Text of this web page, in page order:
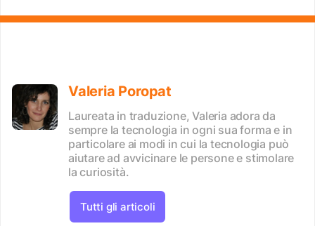
Valeria Poropat
Laureata in traduzione, Valeria adora da
sempre la tecnologia in ogni sua forma e in
particolare ai modi in cui la tecnologia può
aiutare ad avvicinare le persone e stimolare
la curiosità.
Tutti gli articoli